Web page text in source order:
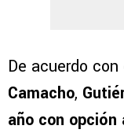
De acuerdo con
Camacho,
año con opción